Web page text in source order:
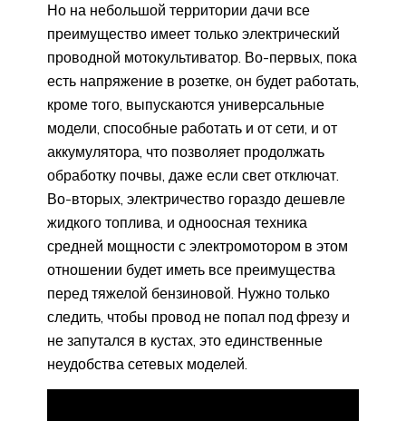
Но на небольшой территории дачи все
преимущество имеет только электрический
проводной мотокультиватор. Во-первых, пока
есть напряжение в розетке, он будет работать,
кроме того, выпускаются универсальные
модели, способные работать и от сети, и от
аккумулятора, что позволяет продолжать
обработку почвы, даже если свет отключат.
Во-вторых, электричество гораздо дешевле
жидкого топлива, и одноосная техника
средней мощности с электромотором в этом
отношении будет иметь все преимущества
перед тяжелой бензиновой. Нужно только
следить, чтобы провод не попал под фрезу и
не запутался в кустах, это единственные
неудобства сетевых моделей.